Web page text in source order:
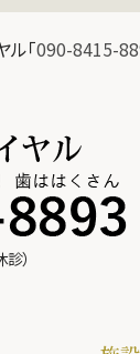
「090-8415-
）